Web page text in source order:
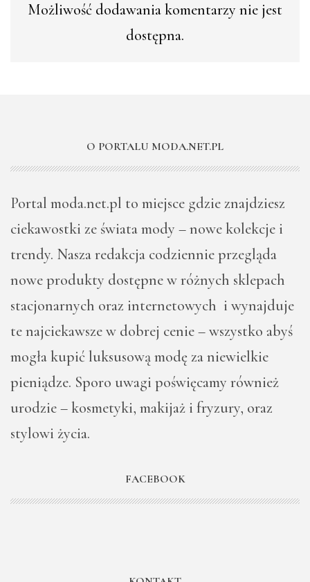
Możliwość dodawania komentarzy nie jest
dostępna.
O PORTALU MODA.NET.PL
Portal moda.net.pl to miejsce gdzie znajdziesz
ciekawostki ze świata mody – nowe kolekcje i
trendy. Nasza redakcja codziennie przegląda
nowe produkty dostępne w różnych sklepach
stacjonarnych oraz internetowych i wynajduje
te najciekawsze w dobrej cenie – wszystko abyś
mogła kupić luksusową modę za niewielkie
pieniądze. Sporo uwagi poświęcamy również
urodzie – kosmetyki, makijaż i fryzury, oraz
stylowi życia.
FACEBOOK